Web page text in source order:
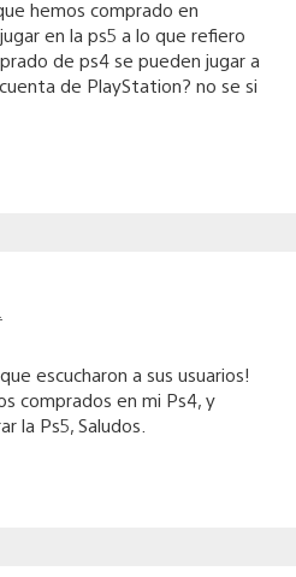
hemos comprado en
en la ps5 a lo que refiero
de ps4 se pueden jugar a
de PlayStation? no se si
escucharon a sus usuarios!
comprados en mi Ps4, y
la Ps5, Saludos.